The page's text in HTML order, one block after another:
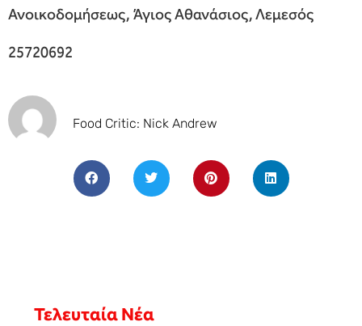
Ανοικοδομήσεως, Άγιος Αθανάσιος, Λεμεσός
25720692
Food Critic: Nick Andrew
Τελευταία Νέα